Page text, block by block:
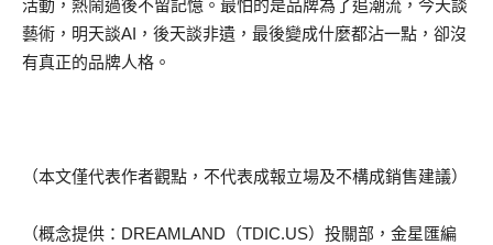
活動，熱鬧過後不留記憶。最怕的是品牌為了追潮流，今天談
藝術，明天談AI，後天談非遺，最後變成什麼都沾一點，卻沒
有真正的品牌人格。
（本文僅代表作者觀點，不代表成報立場及不構成銷售建議）
（概念提供：DREAMLAND（TDIC.US）投關部，金星匯編